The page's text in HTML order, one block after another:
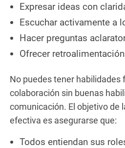
Expresar ideas con
Escuchar activamente a
Hacer preguntas
Ofrecer
No puedes tener habilidades
colaboración sin buenas
comunicación. El objetivo de
efectiva es asegurarse que:
Todos entiendan sus